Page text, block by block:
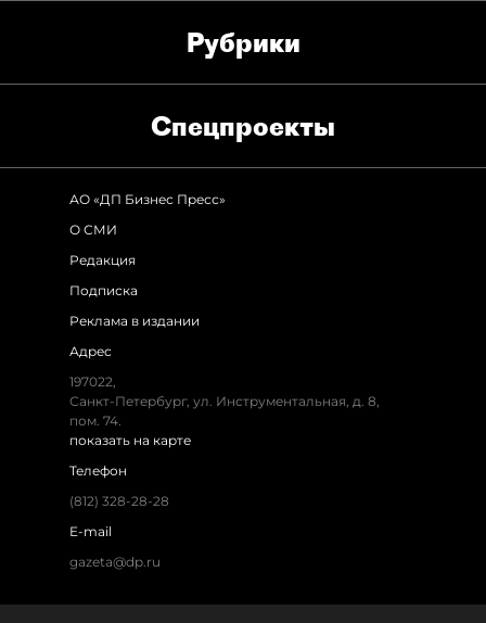
Рубрики
Спец­проекты
АО «ДП Бизнес Пресс»
О СМИ
Редакция
Подписка
Реклама в издании
Адрес
197022,
Санкт-Петербург, ул. Инструментальная, д. 8,
пом. 74.
показать на карте
Телефон
(812) 328-28-28
E-mail
gazeta@dp.ru